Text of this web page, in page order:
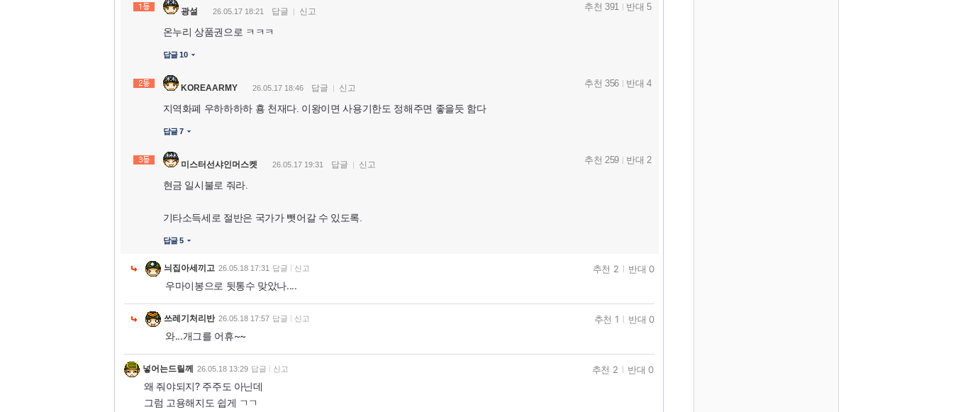
광설 26.05.17 18:21 답글 신고
온누리 상품권으로 ㅋㅋㅋ
답글 10
추천 391 반대 5
KOREAARMY 26.05.17 18:46 답글 신고
지역화폐 우하하하하 횽 천재다. 이왕이면 사용기한도 정해주면 좋을듯 함다
답글 7
추천 356 반대 4
미스터선샤인머스켓 26.05.17 19:31 답글 신고
현금 일시불로 줘라.
기타소득세로 절반은 국가가 뺏어갈 수 있도록.
답글 5
추천 259 반대 2
늬집아세끼고 26.05.18 17:31 답글 신고
우마이봉으로 뒷통수 맞았나....
추천 2 반대 0
쓰레기처리반 26.05.18 17:57 답글 신고
와...개그를 어휴~~
추천 1 반대 0
넣어는드릴께 26.05.18 13:29 답글 신고
왜 줘야되지? 주주도 아닌데
그럼 고용해지도 쉽게 ㄱㄱ
추천 2 반대 0